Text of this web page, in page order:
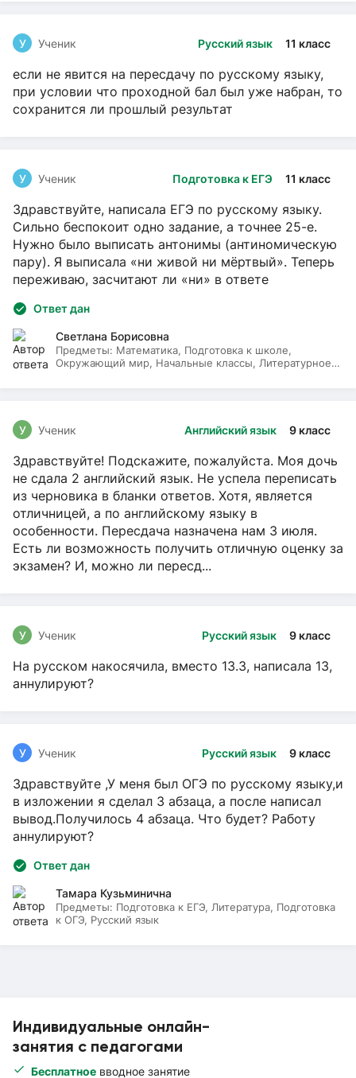
Индивидуальные онлайн-
занятия с педагогами
Бесплатное вводное занятие
Русский язык 11 класс
У Ученик
если не явится на пересдачу по русскому языку,
при условии что проходной бал был уже набран, то
сохранится ли прошлый результат
Подготовка к ЕГЭ 11 класс
У Ученик
Здравствуйте, написала ЕГЭ по русскому языку.
Сильно беспокоит одно задание, а точнее 25-е.
Нужно было выписать антонимы (антиномическую
пару). Я выписала «ни живой ни мёртвый». Теперь
переживаю, засчитают ли «ни» в ответе
Ответ дан
Светлана Борисовна
Предметы: Математика, Подготовка к школе,
Окружающий мир, Начальные классы, Литературное
Английский язык 9 класс
У Ученик
Здравствуйте! Подскажите, пожалуйста. Моя дочь
не сдала 2 английский язык. Не успела переписать
из черновика в бланки ответов. Хотя, является
отличницей, а по английскому языку в
особенности. Пересдача назначена нам 3 июля.
Есть ли возможность получить отличную оценку за
экзамен? И, можно ли пересд...
Русский язык 9 класс
У Ученик
На русском накосячила, вместо 13.3, написала 13,
аннулируют?
Русский язык 9 класс
У Ученик
Здравствуйте ,У меня был ОГЭ по русскому языку,и
в изложении я сделал 3 абзаца, а после написал
вывод.Получилось 4 абзаца. Что будет? Работу
аннулируют?
Ответ дан
Тамара Кузьминична
Предметы: Подготовка к ЕГЭ, Литература, Подготовка
к ОГЭ, Русский язык